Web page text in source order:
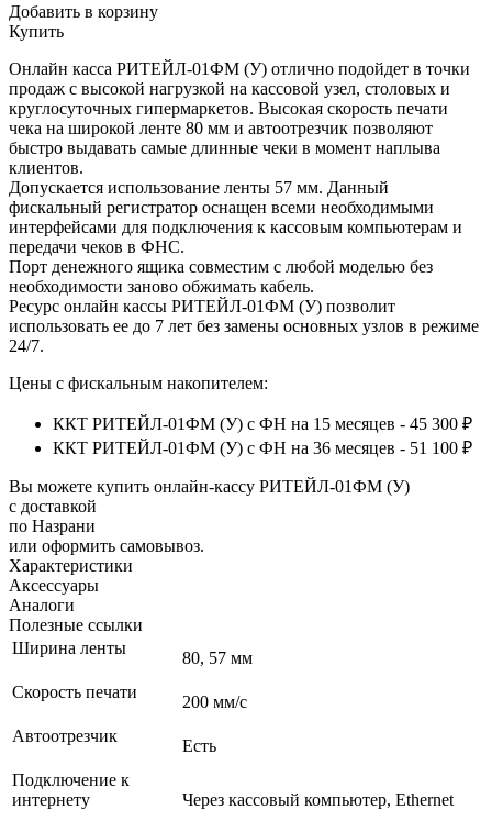
Добавить в корзину
Купить
Онлайн касса РИТЕЙЛ-01ФМ (У) отлично подойдет в точки
продаж с высокой нагрузкой на кассовой узел, столовых и
круглосуточных гипермаркетов. Высокая скорость печати
чека на широкой ленте 80 мм и автоотрезчик позволяют
быстро выдавать самые длинные чеки в момент наплыва
клиентов.
Допускается использование ленты 57 мм. Данный
фискальный регистратор оснащен всеми необходимыми
интерфейсами для подключения к кассовым компьютерам и
передачи чеков в ФНС.
Порт денежного ящика совместим с любой моделью без
необходимости заново обжимать кабель.
Ресурс онлайн кассы РИТЕЙЛ-01ФМ (У) позволит
использовать ее до 7 лет без замены основных узлов в режиме
24/7.
Цены с фискальным накопителем:
ККТ РИТЕЙЛ-01ФМ (У) с ФН на 15 месяцев - 45 300 ₽
ККТ РИТЕЙЛ-01ФМ (У) с ФН на 36 месяцев - 51 100 ₽
Вы можете купить онлайн‑кассу РИТЕЙЛ-01ФМ (У)
с доставкой
по Назрани
или оформить самовывоз.
Характеристики
Аксессуары
Аналоги
Полезные ссылки
Ширина ленты
80, 57 мм
Скорость печати
200 мм/с
Автоотрезчик
Есть
Подключение к
интернету
Через кассовый компьютер, Ethernet